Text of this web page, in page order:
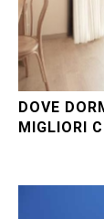
DOVE
MIGLIORI